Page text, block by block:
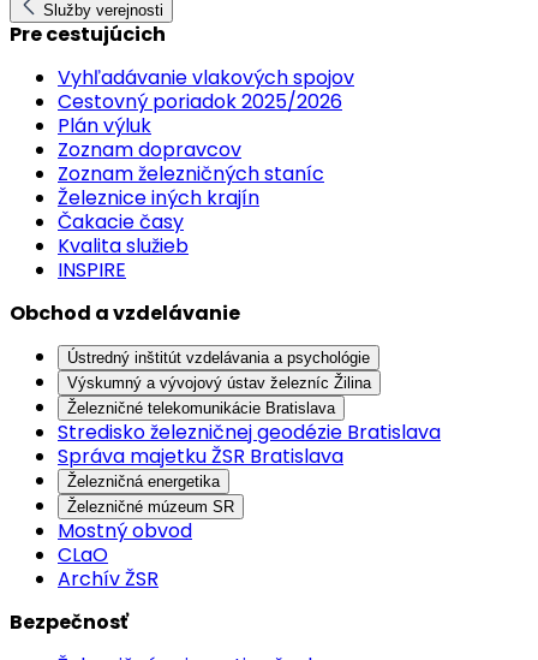
Služby verejnosti
Pre cestujúcich
Vyhľadávanie vlakových spojov
Cestovný poriadok 2025/2026
Plán výluk
Zoznam dopravcov
Zoznam železničných staníc
Železnice iných krajín
Čakacie časy
Kvalita služieb
INSPIRE
Obchod a vzdelávanie
Ústredný inštitút vzdelávania a psychológie
Výskumný a vývojový ústav železníc Žilina
Železničné telekomunikácie Bratislava
Stredisko železničnej geodézie Bratislava
Správa majetku ŽSR Bratislava
Železničná energetika
Železničné múzeum SR
Mostný obvod
CLaO
Archív ŽSR
Bezpečnosť